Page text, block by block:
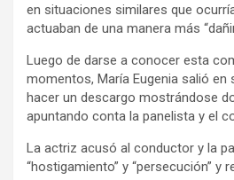
en situaciones similares que
actuaban de una manera más
Luego de darse a conocer esta
momentos, María Eugenia salió en
hacer un descargo mostrándose
apuntando conta la panelista y el
La actriz acusó al conductor y la
“hostigamiento” y “persecución” y